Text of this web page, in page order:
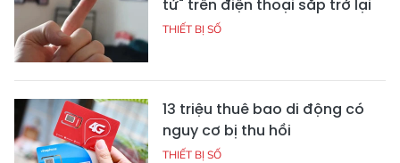
tử" trên điện thoại sắp trở lại
THIẾT BỊ SỐ
13 triệu thuê bao di động có
nguy cơ bị thu hồi
THIẾT BỊ SỐ